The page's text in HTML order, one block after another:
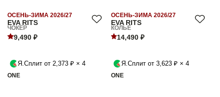
EVA RITS
ОСЕНЬ-ЗИМА 2026/27
ЧОКЕР
9,490 ₽
Я.Сплит от 2,373 ₽ × 4
ONE
EVA RITS
ОСЕНЬ-ЗИМА 2026/27
КОЛЬЕ
14,490 ₽
Я.Сплит от 3,623 ₽ × 4
ONE